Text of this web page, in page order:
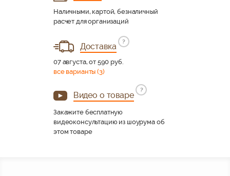
Наличными, картой, безналичный
расчет для организаций
Доставка
?
07 августа, от 590 руб.
все варианты (3)
Видео о товаре
?
Закажите бесплатную
видеоконсультацию из шоурума об
этом товаре